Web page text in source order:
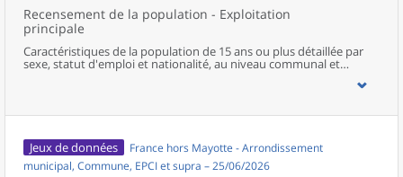
Recensement de la population - Exploitation
principale
Caractéristiques de la population de 15 ans ou plus détaillée par
sexe, statut d'emploi et nationalité, au niveau communal et
supracommunal pour la France hors Mayotte.
Jeux de données
France hors Mayotte - Arrondissement
municipal, Commune, EPCI et supra – 25/06/2026